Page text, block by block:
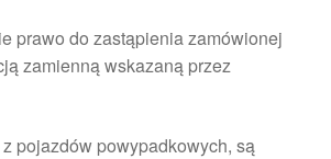
prawo do zastąpienia zamówionej
zamienną wskazaną przez
pojazdów powypadkowych, są